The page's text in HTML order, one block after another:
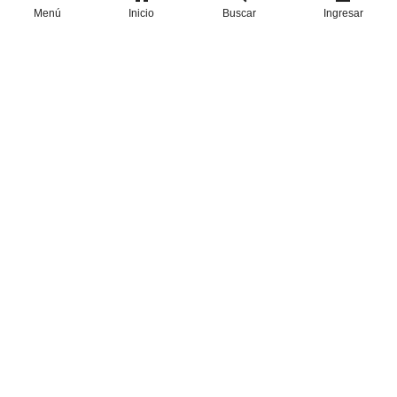
Menú Inicio Buscar Ingresar